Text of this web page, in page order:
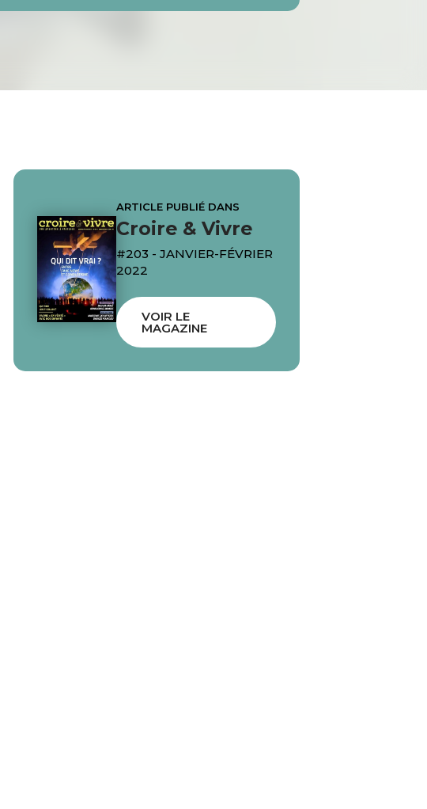
ARTICLE PUBLIÉ DANS
Croire & Vivre
#203 - JANVIER-FÉVRIER
2022
VOIR LE
MAGAZINE